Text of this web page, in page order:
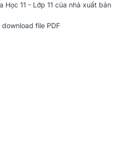
Học 11 - Lớp 11 của nhà xuất bản
file PDF